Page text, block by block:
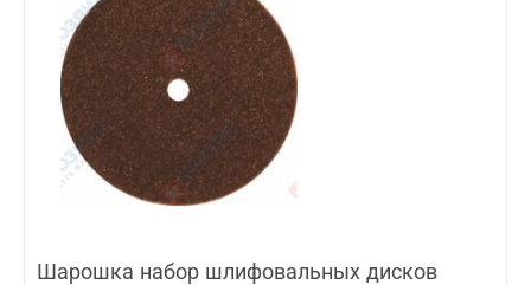
Шарошка набор шлифовальных дисков